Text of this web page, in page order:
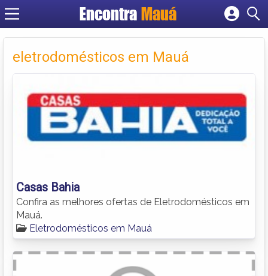
EncontraMauá
Criar conta
eletrodomésticos em Mauá
Casas Bahia
Confira as melhores ofertas de Eletrodomésticos em
Mauá.
Eletrodomésticos em Mauá